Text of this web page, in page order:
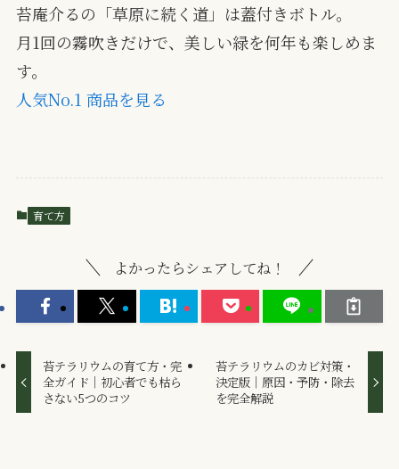
苔庵介るの「草原に続く道」は蓋付きボトル。
月1回の霧吹きだけで、美しい緑を何年も楽しめま
す。
人気No.1 商品を見る
育て方
よかったらシェアしてね！
苔テラリウムの育て方・完
全ガイド｜初心者でも枯ら
さない5つのコツ
苔テラリウムのカビ対策・
決定版｜原因・予防・除去
を完全解説